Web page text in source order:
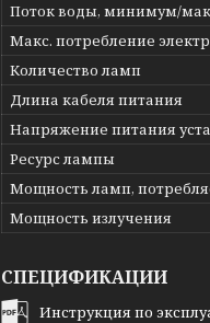
Поток воды, минимум/
Макс. потребление
Количество ламп
Длина кабеля питания
Напряжение питания
Ресурс лампы
Мощность ламп,
Мощность излучения
СПЕЦИФИКАЦИИ
Инструкция по